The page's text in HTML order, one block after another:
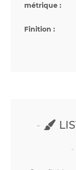
métrique :
Finition :